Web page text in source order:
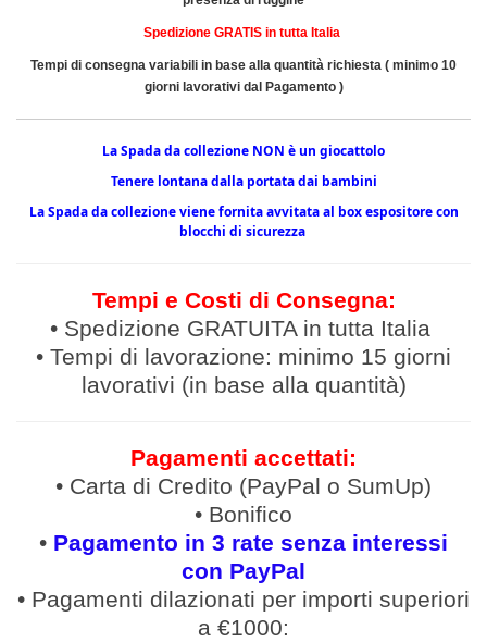
Spedizione GRATIS in tutta Italia
Tempi di consegna variabili in base alla quantità richiesta ( minimo 10
giorni lavorativi dal Pagamento )
La Spada da collezione NON è un giocattolo
Tenere lontana dalla portata dai bambini
La Spada da collezione viene fornita avvitata al box espositore con
blocchi di sicurezza
Tempi e Costi di Consegna:
• Spedizione GRATUITA in tutta Italia
• Tempi di lavorazione: minimo 15 giorni
lavorativi (in base alla quantità)
Pagamenti accettati:
• Carta di Credito (PayPal o SumUp)
• Bonifico
• Pagamento in 3 rate senza interessi
con PayPal
• Pagamenti dilazionati per importi superiori
a €1000: